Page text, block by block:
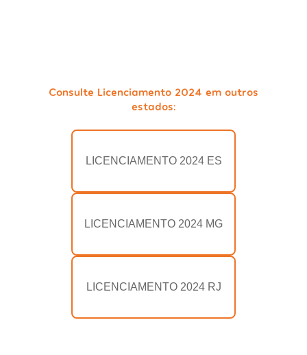
Consulte Licenciamento 2024 em outros
estados:
LICENCIAMENTO 2024 ES
LICENCIAMENTO 2024 MG
LICENCIAMENTO 2024 RJ